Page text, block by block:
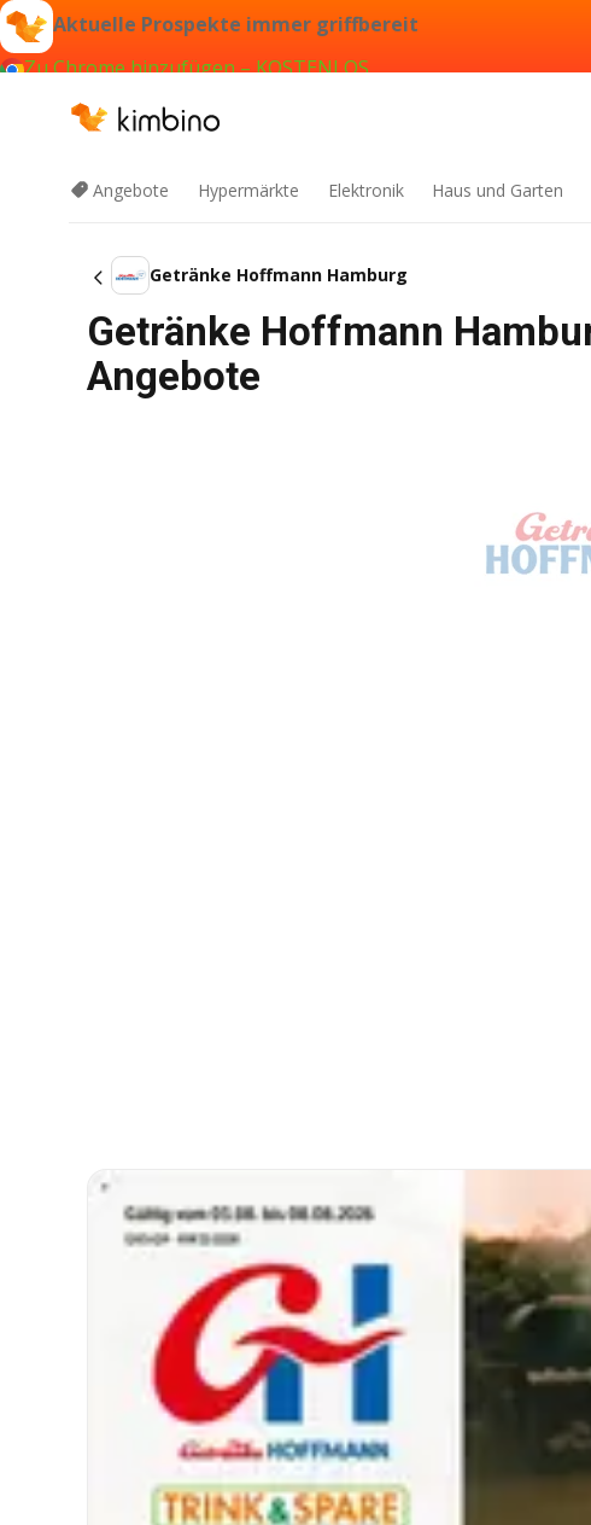
Aktuelle Prospekte immer griffbereit
Zu Chrome hinzufügen – KOSTENLOS
Angebote Hypermärkte Elektronik Haus und Garten
Getränke Hoffmann Hamburg
Getränke Hoffmann
Angebote